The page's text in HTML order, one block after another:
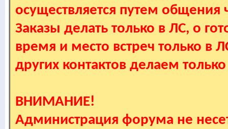
осуществляется путем
Заказы делать только в ЛС, о
время и место встреч только в
других контактов делаем
ВНИМАНИЕ!
Администрация форума не